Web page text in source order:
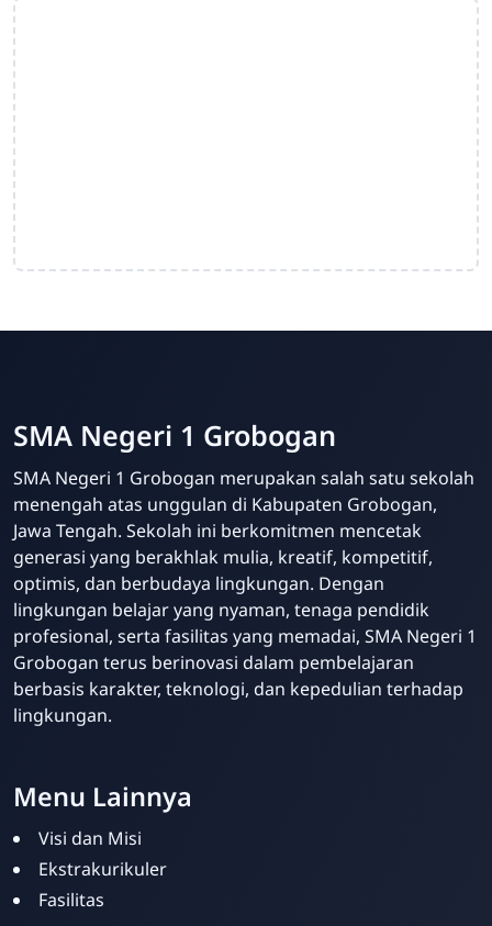
SMA Negeri 1 Grobogan
SMA Negeri 1 Grobogan merupakan salah satu sekolah
menengah atas unggulan di Kabupaten Grobogan,
Jawa Tengah. Sekolah ini berkomitmen mencetak
generasi yang berakhlak mulia, kreatif, kompetitif,
optimis, dan berbudaya lingkungan. Dengan
lingkungan belajar yang nyaman, tenaga pendidik
profesional, serta fasilitas yang memadai, SMA Negeri 1
Grobogan terus berinovasi dalam pembelajaran
berbasis karakter, teknologi, dan kepedulian terhadap
lingkungan.
Menu Lainnya
Visi dan Misi
Ekstrakurikuler
Fasilitas